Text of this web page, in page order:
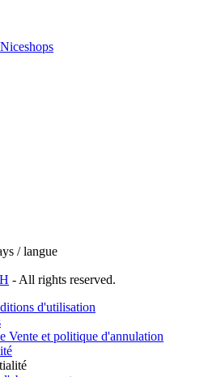
/ langue
- All rights reserved.
d'utilisation
Vente et politique d'annulation